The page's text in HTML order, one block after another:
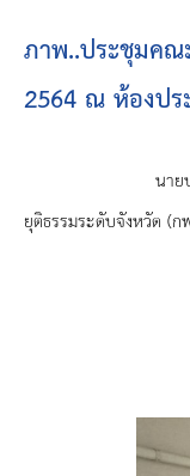
โครงสร้างก
วิสัยทัศน์
ยุทธศาสต
ประวัตินาย
ข่าวประช
ภาพ..ประชุมคณ
2564 ณ ห้องปร
นายบุญชู จันทร์
ยุติธรรมระดับจังหวัด (